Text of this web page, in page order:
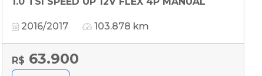
2016/2017 103.878 km
R$ 63.900